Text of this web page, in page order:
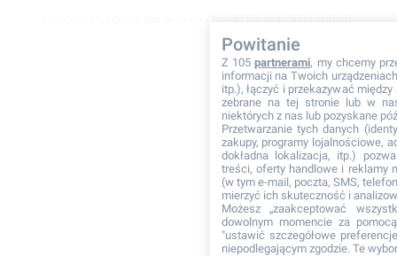
Powitanie
Z 105partnerami, my chcemy
informacji na Twoich
itp.), łączyć i przekazywać
zebrane na tej stronie lub w
niektórych z nas lub pozyskane
Przetwarzanie tych danych
zakupy, programy lojalnościowe,
dokładna lokalizacja, itp.)
treści, oferty handlowe i reklamy
(w tym e-mail, poczta, SMS,
mierzyć ich skuteczność i
Możesz „zaakceptować
dowolnym momencie za
"ustawić szczegółowe
niepodlegającym zgodzie. Te